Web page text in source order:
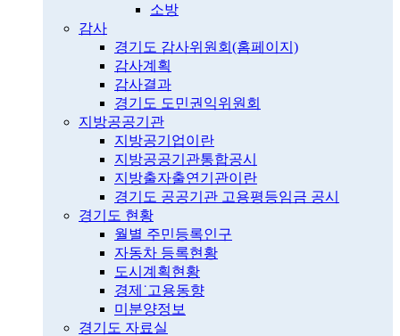
소방
감사
경기도 감사위원회(홈페이지)
감사계획
감사결과
경기도 도민권익위원회
지방공공기관
지방공기업이란
지방공공기관통합공시
지방출자출연기관이란
경기도 공공기관 고용평등임금 공시
경기도 현황
월별 주민등록인구
자동차 등록현황
도시계획현황
경제˙고용동향
미분양정보
경기도 자료실